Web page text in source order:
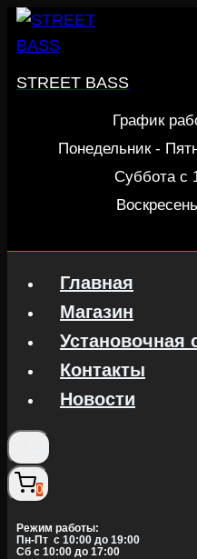
Перейти
STREET BASS
График
Понедельник -
Суббота с
Главная
Магазин
Установочная
Контакты
Новости
0
Режим работы:
Пн-Пт c 10:00 до 19:00
Сб с 10:00 до 17:00